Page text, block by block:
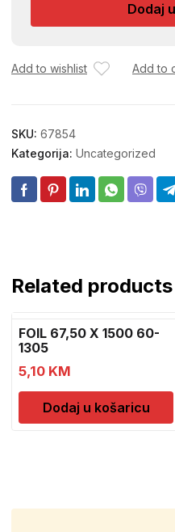
Dodaj
Add to wishlist Add to
SKU: 67854
Kategorija: Uncategorized
Related products
FOIL 67,50 X 1500 60-
1305
5,10 KM
Dodaj u košaricu